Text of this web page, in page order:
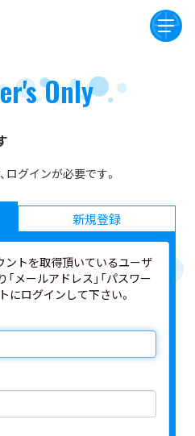
Only
グインが必要です。
新規登録
ントを取得頂いているユーザ
メールアドレス」「パスワー
にログインして下さい。